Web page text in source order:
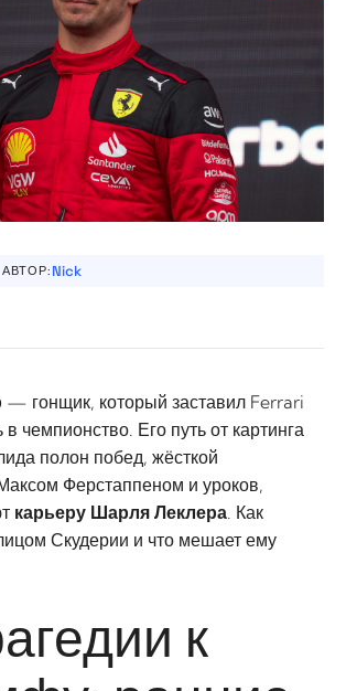
АВТОР: Nick
— гонщик, который заставил Ferrari
чемпионство. Его путь от картинга
полон побед, жёсткой
Ферстаппеном и уроков,
карьеру Шарля Леклера. Как
Скудерии и что мешает ему
к